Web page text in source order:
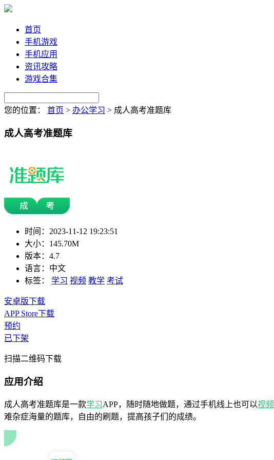
首页
手机游戏
手机应用
资讯攻略
游戏合集
您的位置： 首页 > 办公学习 > 成人高考准题库
成人高考准题库
时间： 2023-11-12 19:23:51
大小： 145.70M
版本： 4.7
语言： 中文
标签：
学习 视频 教学 考试
安卓版下载
APP Store下载
预约
已下架
扫描二维码下载
应用介绍
成人高考准题库是一款学习APP，随时随地做题，通过手机线上也可以视频
难杂症海量的题库，自由的刷题，提高孩子们的成绩。